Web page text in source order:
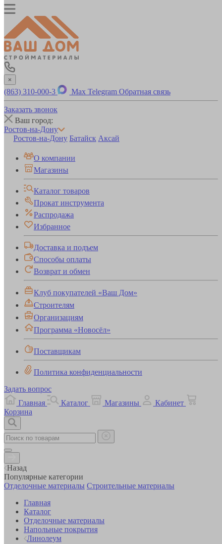
×
(863) 310-000-3 Max Telegram Обратная связь
Заказать звонок
Ваш город:
Ростов-на-Дону
Ростов-на-Дону Батайск Аксай
О компании
Магазины
Каталог товаров
Прокат инструмента
Распродажа
Избранное
Доставка и подъем
Способы оплаты
Возврат и обмен
Клуб покупателей «Ваш Дом»
Строителям
Организациям
Программа «Новосёл»
Поставщикам
Политика конфиденциальности
Задать вопрос
Главная
Каталог Магазины
Кабинет
Корзина
Назад
Популярные категории
Отделочные материалы Строительные материалы
Главная
Каталог
Отделочные материалы
Напольные покрытия
Линолеум